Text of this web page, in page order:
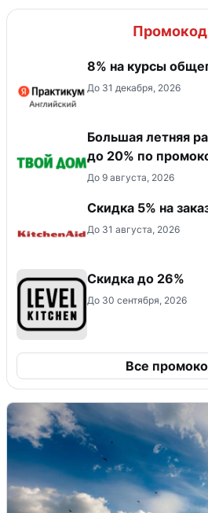
8% на курсы
До 31 декабря, 2026
Большая летняя
до 20% по
До 9 августа, 2026
Скидка 5% на
До 31 августа, 2026
Скидка до 26%
До 30 сентября, 2026
Все